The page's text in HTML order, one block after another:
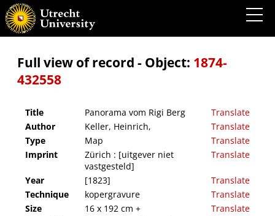
Panorama vom Rigi Berg
Full view of record - Object: 1874-
432558
Title Panorama vom Rigi Berg
Translate
Author
Keller, Heinrich,
Translate
Type
Map
Translate
Imprint
Zürich : [uitgever niet
vastgesteld]
Translate
Year [1823]
Translate
Technique
kopergravure
Translate
Size
16 x 192 cm +
Translate